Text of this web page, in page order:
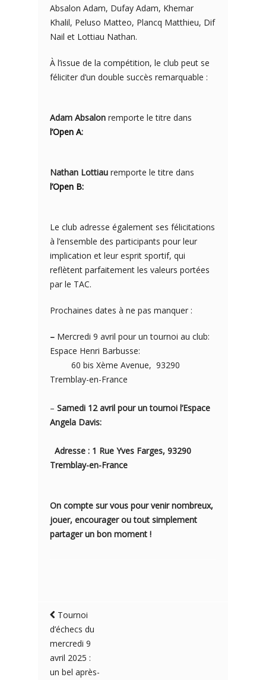
Absalon Adam, Dufay Adam, Khemar
Khalil, Peluso Matteo, Plancq Matthieu, Dif
Nail et Lottiau Nathan.
À l’issue de la compétition, le club peut se
féliciter d’un double succès remarquable :
Adam Absalon remporte le titre dans
l’Open A:
Nathan Lottiau remporte le titre dans
l’Open B:
Le club adresse également ses félicitations
à l’ensemble des participants pour leur
implication et leur esprit sportif, qui
reflètent parfaitement les valeurs portées
par le TAC.
Prochaines dates à ne pas manquer :
– Mercredi 9 avril pour un tournoi au club:
Espace Henri Barbusse:
60 bis Xème Avenue, 93290
Tremblay-en-France
– Samedi 12 avril pour un tournoi l’Espace
Angela Davis:
Adresse : 1 Rue Yves Farges, 93290
Tremblay-en-France
On compte sur vous pour venir nombreux,
jouer, encourager ou tout simplement
partager un bon moment !
Tournoi
d’échecs du
mercredi 9
avril 2025 :
un bel après-